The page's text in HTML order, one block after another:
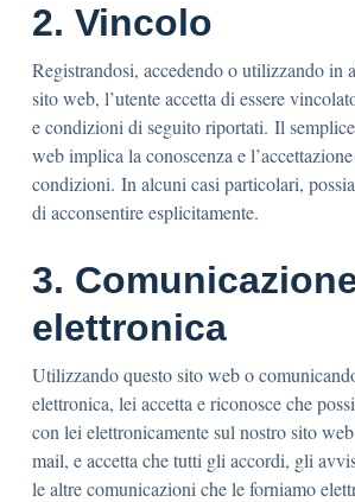
2. Vincolo
Registrandosi, accedendo o utilizzando in
sito web, l’utente accetta di essere
e condizioni di seguito riportati. Il
web implica la conoscenza e
condizioni. In alcuni casi particolari,
di acconsentire esplicitamente.
3.
elettronica
Utilizzando questo sito web o
elettronica, lei accetta e riconosce che
con lei elettronicamente sul nostro sito
mail, e accetta che tutti gli accordi, gli
le altre comunicazioni che le forniamo